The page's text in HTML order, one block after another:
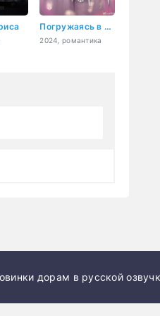
Погружаясь в её очарование
2024, романтика
дорам в русской